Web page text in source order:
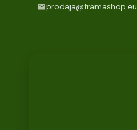
prodaja@framashop.eu